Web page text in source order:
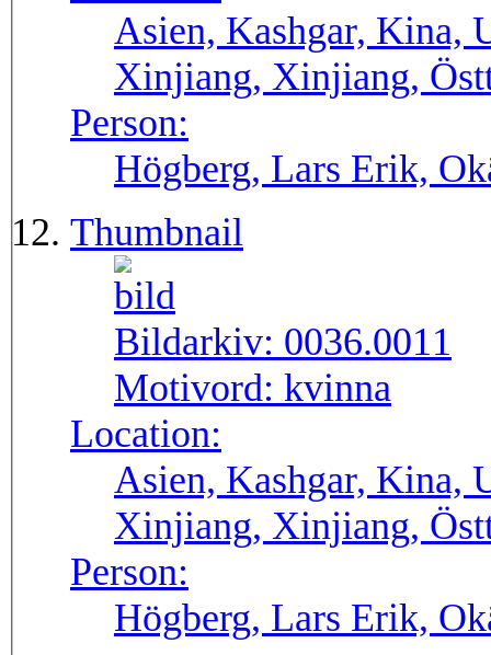
Asien, Kashgar, Kina,
Xinjiang, Xinjiang,
Person:
Högberg, Lars Erik,
Thumbnail
Bildarkiv: 0036.0011
Motivord: kvinna
Location:
Asien, Kashgar, Kina,
Xinjiang, Xinjiang,
Person:
Högberg, Lars Erik,